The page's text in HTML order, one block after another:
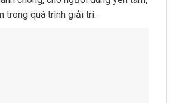
trong quá trình giải trí.